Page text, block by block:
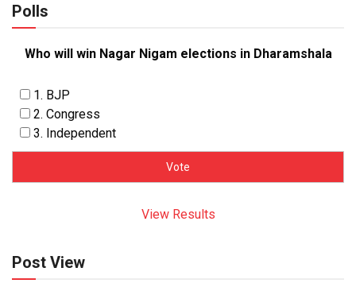
Polls
Who will win Nagar Nigam elections in Dharamshala
1. BJP
2. Congress
3. Independent
View Results
Post View